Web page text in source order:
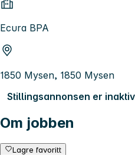
Ecura BPA
1850 Mysen, 1850 Mysen
Stillingsannonsen er
Om jobben
Lagre favoritt